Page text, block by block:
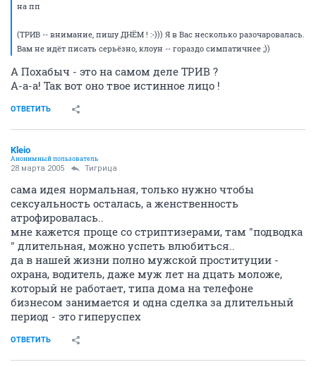
на пп
(ТРИВ -- внимание, пишу ДНЁМ ! :-))) Я в Вас несколько разочаровалась.
Вам не идёт писать серьёзно, клоун -- гораздо симпатичнее ;))
А Похабыч - это на самом деле ТРИВ ?
А-а-а! Так вот оно твое истинное лицо !
ОТВЕТИТЬ
Kleio
Анонимный пользователь
28 марта 2005 Тигрица
сама идея нормальная, только нужно чтобы
сексуальность осталась, а женственность
атрофировалась..
мне кажется проще со стриптизерами, там "подводка
" длительная, можно успеть влюбиться..
да в нашей жизни полно мужской проституции -
охрана, водитель, даже муж лет на дцать моложе,
который не работает, типа дома на телефоне
бизнесом занимается и одна сделка за длительный
период - это гиперуспех
ОТВЕТИТЬ